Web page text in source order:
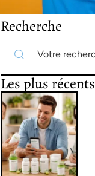
Recherche
Les plus récents